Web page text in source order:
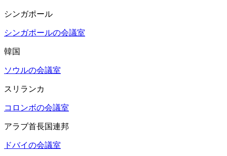
シンガポール
シンガポールの会議室
韓国
ソウルの会議室
スリランカ
コロンボの会議室
アラブ首長国連邦
ドバイの会議室